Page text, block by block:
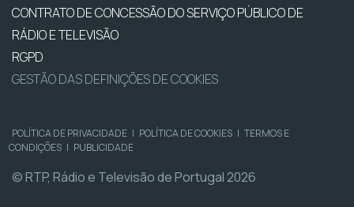
CONTRATO DE CONCESSÃO DO SERVIÇO PÚBLICO DE
RÁDIO E TELEVISÃO
RGPD
GESTÃO DAS DEFINIÇÕES DE COOKIES
POLÍTICA DE PRIVACIDADE | POLÍTICA DE COOKIES | TERMOS E
CONDIÇÕES | PUBLICIDADE
© RTP, Rádio e Televisão de Portugal 2026